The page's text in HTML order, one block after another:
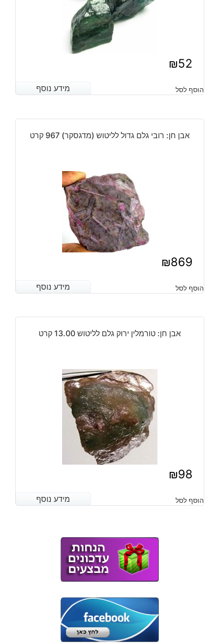
₪52
מידע נוסף הוסף לסל מידע נוסף
אבן חן: רובי גלם גדול לליטוש (מדגסקר) 967 קרט
₪869
מידע נוסף הוסף לסל מידע נוסף
אבן חן: טורמלין ירוק גלם לליטוש 13.00 קרט
₪98
מידע נוסף הוסף לסל מידע נוסף